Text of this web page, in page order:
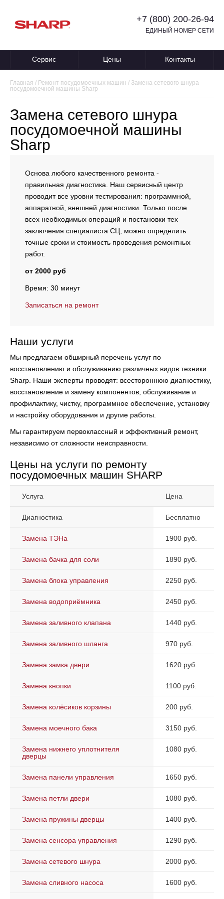
+7 (800) 200-26-94
ЕДИНЫЙ НОМЕР СЕТИ
Сервис Цены Контакты
Главная / Ремонт посудомоечных машин / Замена сетевого шнура
посудомоечной машины Sharp
Замена сетевого шнура
посудомоечной машины
Sharp
Основа любого качественного ремонта -
правильная диагностика. Наш сервисный центр
проводит все уровни тестирования: программной,
аппаратной, внешней диагностики. Только после
всех необходимых операций и постановки тех
заключения специалиста СЦ, можно определить
точные сроки и стоимость проведения ремонтных
работ.
от 2000 руб
Время: 30 минут
Записаться на ремонт
Наши услуги
Мы предлагаем обширный перечень услуг по
восстановлению и обслуживанию различных видов техники
Sharp. Наши эксперты проводят: всестороннюю диагностику,
восстановление и замену компонентов, обслуживание и
профилактику, чистку, программное обеспечение, установку
и настройку оборудования и другие работы.
Мы гарантируем первоклассный и эффективный ремонт,
независимо от сложности неисправности.
Цены на услуги по ремонту
посудомоечных машин SHARP
Услуга Цена
Диагностика Бесплатно
Замена ТЭНа 1900 руб.
Замена бачка для соли 1890 руб.
Замена блока управления 2250 руб.
Замена водоприёмника 2450 руб.
Замена заливного клапана 1440 руб.
Замена заливного шланга 970 руб.
Замена замка двери 1620 руб.
Замена кнопки 1100 руб.
Замена колёсиков корзины 200 руб.
Замена моечного бака 3150 руб.
Замена нижнего уплотнителя
дверцы
1080 руб.
Замена панели управления 1650 руб.
Замена петли двери 1080 руб.
Замена пружины дверцы 1400 руб.
Замена сенсора управления 1290 руб.
Замена сетевого шнура 2000 руб.
Замена сливного насоса 1600 руб.